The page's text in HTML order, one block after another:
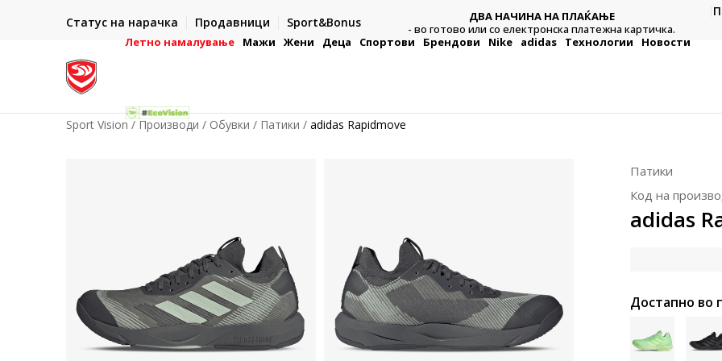
Статус на нарачка Продавници Sport&Bonus
- на сите нарачки во готово или со електронска платежна
ДВА НАЧИНА НА ПЛАЌАЊЕ
- во готово или со електронска платежна картичка.
Летно намалување Мажи Жени Деца Спортови Брендови Nike adidas Технологии Новости
Sport Vision Производи Обувки Патики adidas Rapidmove
Патики
Код на
adidas
Достапно во